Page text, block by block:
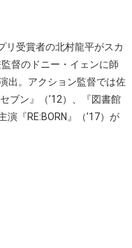
リ受賞者の北村龍平がスカ
督のドニー・イェンに師
出。アクション監督では佐
ブン』（’12）、『図書館
『RE:BORN』（’17）が